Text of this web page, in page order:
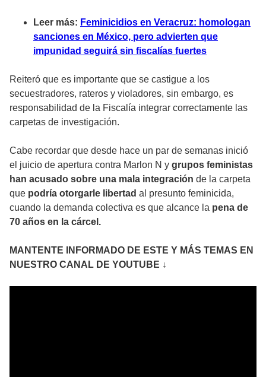
Leer más: Feminicidios en Veracruz: homologan
sanciones en México, pero advierten que
impunidad seguirá sin fiscalías fuertes
Reiteró que es importante que se castigue a los
secuestradores, rateros y violadores, sin embargo, es
responsabilidad de la Fiscalía integrar correctamente las
carpetas de investigación.
Cabe recordar que desde hace un par de semanas inició
el juicio de apertura contra Marlon N y grupos feministas
han acusado sobre una mala integración de la carpeta
que podría otorgarle libertad al presunto feminicida,
cuando la demanda colectiva es que alcance la pena de
70 años en la cárcel.
MANTENTE INFORMADO DE ESTE Y MÁS TEMAS EN
NUESTRO CANAL DE YOUTUBE ↓